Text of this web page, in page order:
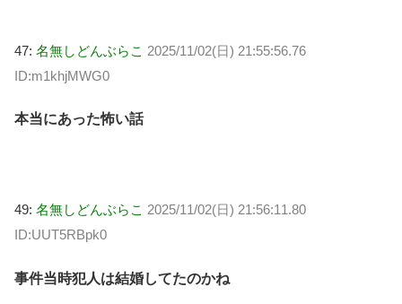
47: 名無しどんぶらこ 2025/11/02(日) 21:55:56.76
ID:m1khjMWG0
本当にあった怖い話
49: 名無しどんぶらこ 2025/11/02(日) 21:56:11.80
ID:UUT5RBpk0
事件当時犯人は結婚してたのかね